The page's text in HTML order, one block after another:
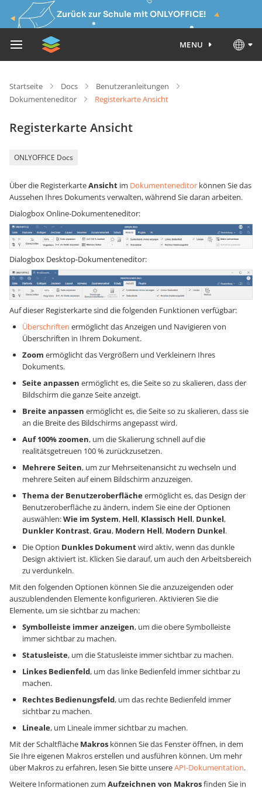
Zurück zur Schule mit ONLYOFFICE!
MENU
Startseite Docs
Benutzeranleitungen
Dokumenteneditor
Registerkarte Ansicht
Registerkarte Ansicht
ONLYOFFICE Docs
Über die RegisterkarteAnsicht im Dokumenteneditor können Sie das
Aussehen Ihres Dokuments verwalten, während Sie daran arbeiten.
Dialogbox Online-Dokumenteneditor:
Dialogbox Desktop-Dokumenteneditor:
Auf dieser Registerkarte sind die folgenden Funktionen verfügbar:
Überschriften ermöglicht das Anzeigen und Navigieren von
Überschriften in Ihrem Dokument.
Zoom ermöglicht das Vergrößern und Verkleinern Ihres
Dokuments.
Seite anpassen ermöglicht es, die Seite so zu skalieren, dass der
Bildschirm die ganze Seite anzeigt.
Breite anpassen ermöglicht es, die Seite so zu skalieren, dass sie
an die Breite des Bildschirms angepasst wird.
Auf 100% zoomen, um die Skalierung schnell auf die
realitätsgetreuen 100 % zurückzusetzen.
Mehrere Seiten, um zur Mehrseitenansicht zu wechseln und
mehrere Seiten auf einem Bildschirm anzuzeigen.
Thema der Benutzeroberflächeermöglicht es, das Design der
Benutzeroberfläche zu ändern, indem Sie eine der Optionen
auswählen:Wie im System, Hell, Klassisch Hell, Dunkel,
Dunkler Kontrast,Grau, Modern Hell, Modern Dunkel.
Die Option Dunkles Dokumentwird aktiv, wenn das dunkle
Design aktiviert ist. Klicken Sie darauf, um auch den Arbeitsbereich
zu verdunkeln.
Mit den folgenden Optionen können Sie die anzuzeigenden oder
auszublendenden Elemente konfigurieren. Aktivieren Sie die
Elemente, um sie sichtbar zu machen:
Symbolleiste immer anzeigen, um die obere Symbolleiste
immer sichtbar zu machen.
Statusleiste, um die Statusleiste immer sichtbar zu machen.
Linkes Bedienfeld, um das linke Bedienfeld immer sichtbar zu
machen.
Rechtes Bedienungsfeld, um das rechte Bedienfeld immer
sichtbar zu machen.
Lineale, um Lineale immer sichtbar zu machen.
Mit der Schaltfläche Makros können Sie das Fenster öffnen, in dem
Sie Ihre eigenen Makros erstellen und ausführen können. Um mehr
über Makros zu erfahren, lesen Sie bitte unsereAPI-Dokumentation.
Weitere Informationen zum Aufzeichnen von Makrosfinden Sie in